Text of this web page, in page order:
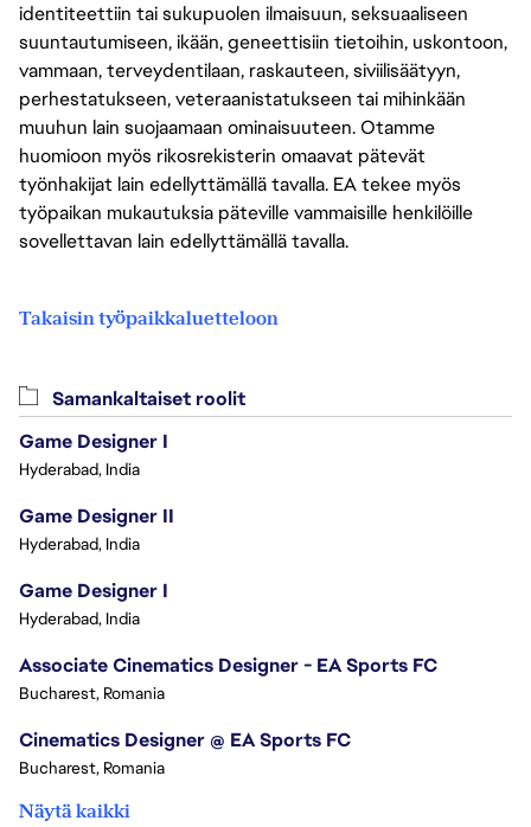
identiteettiin tai sukupuolen ilmaisuun, seksuaaliseen
suuntautumiseen, ikään, geneettisiin tietoihin, uskontoon,
vammaan, terveydentilaan, raskauteen, siviilisäätyyn,
perhestatukseen, veteraanistatukseen tai mihinkään
muuhun lain suojaamaan ominaisuuteen. Otamme
huomioon myös rikosrekisterin omaavat pätevät
työnhakijat lain edellyttämällä tavalla. EA tekee myös
työpaikan mukautuksia päteville vammaisille henkilöille
sovellettavan lain edellyttämällä tavalla.
Takaisin työpaikkaluetteloon
Samankaltaiset roolit
Game Designer I
Hyderabad, India
Game Designer II
Hyderabad, India
Game Designer I
Hyderabad, India
Associate Cinematics Designer - EA Sports FC
Bucharest, Romania
Cinematics Designer @ EA Sports FC
Bucharest, Romania
Näytä kaikki